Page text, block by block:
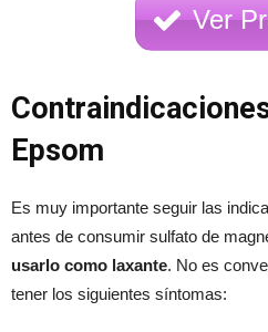
Ver
Epsom
Es muy importante seguir las
antes de consumir sulfato de
usarlo como laxante. No es
tener los siguientes síntomas: